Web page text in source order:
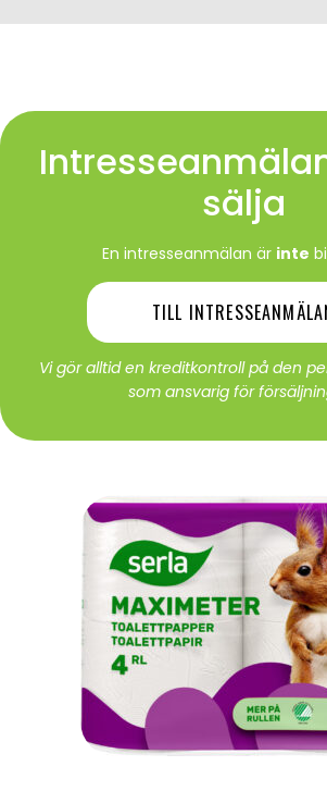
sälja
En intresseanmälan är inte
TILL
Vi gör alltid en kreditkontroll på den
som ansvarig för